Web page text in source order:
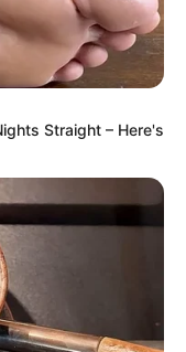
Straight – Here's